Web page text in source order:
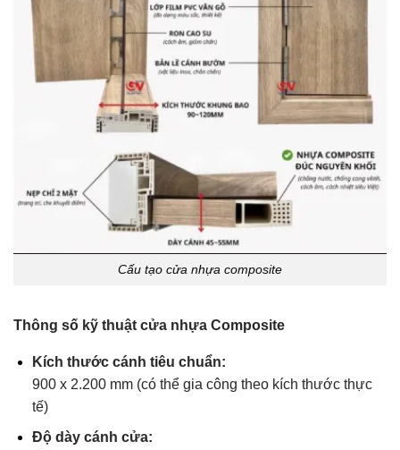
Cấu tạo cửa nhựa composite
Thông số kỹ thuật cửa nhựa Composite
Kích thước cánh tiêu chuẩn:
900 x 2.200 mm (có thể gia công theo kích thước thực
tế)
Độ dày cánh cửa: